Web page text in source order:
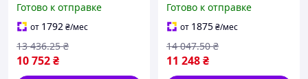
полиэтилена и
полупроводникового
экрана LIP77/R
Готово к отправке
от 1792₴/мес
10 752₴
13 436.25 ₴
сшитого полиэтилена и
полупроводникового
экрана PREZ2/G
Готово к отправке
от 1875₴/мес
11 248₴
14 047.50 ₴